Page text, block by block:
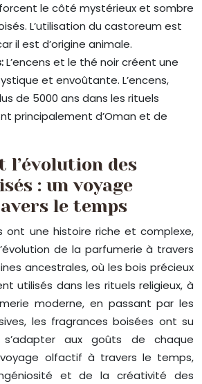
le côté mystérieux et sombre
L’utilisation du castoreum est
il est d’origine animale.
L’encens et le thé noir créent une
et envoûtante. L’encens,
de 5000 ans dans les rituels
principalement d’Oman et de
l’évolution des
: un voyage
le temps
ont une histoire riche et complexe,
de la parfumerie à travers
ancestrales, où les bois précieux
utilisés dans les rituels religieux, à
moderne, en passant par les
les fragrances boisées ont su
aux goûts de chaque
olfactif à travers le temps,
et de la créativité des